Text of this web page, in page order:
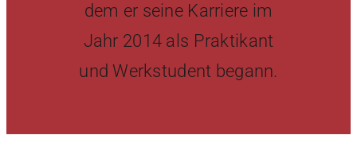
dem er seine Karriere im
Jahr 2014 als Praktikant
und Werkstudent begann.